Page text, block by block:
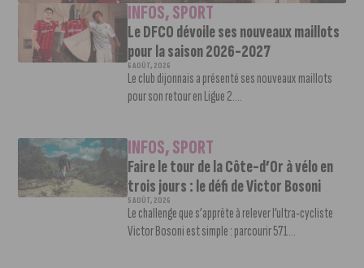
INFOS,SPORT
Le DFCO dévoile ses nouveaux maillots
pour la saison 2026-2027
6 AOÛT, 2026
Le club dijonnais a présenté ses nouveaux maillots
pour son retour en Ligue 2....
INFOS,SPORT
Faire le tour de la Côte-d’Or à vélo en
trois jours : le défi de Victor Bosoni
5 AOÛT, 2026
Le challenge que s’apprête à relever l’ultra-cycliste
Victor Bosoni est simple : parcourir 571...